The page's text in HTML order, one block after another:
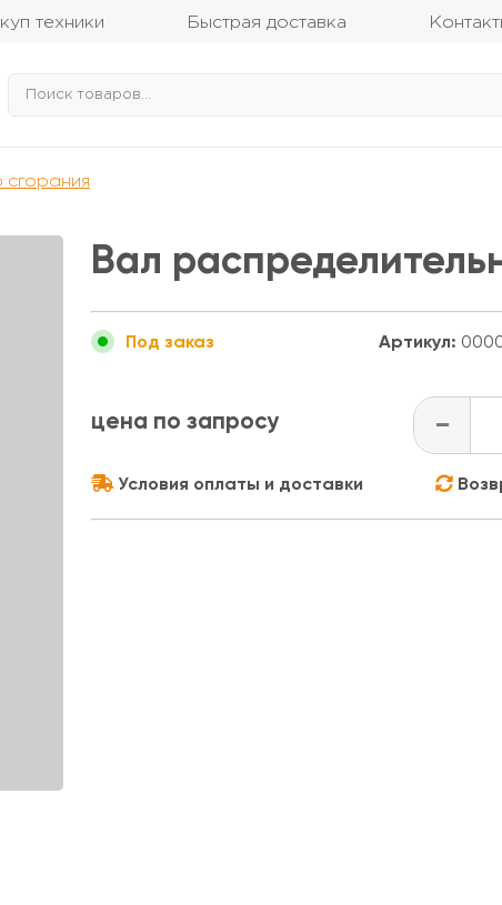
техники Быстрая доставка
сгорания
Вал
Под заказ Артикул:
цена по запросу -
Условия оплаты и доставки